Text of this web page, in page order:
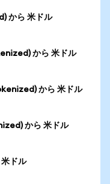
から 米ドル
から 米ドル
から 米ドル
から 米ドル
ドル